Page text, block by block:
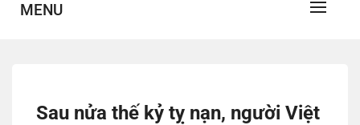
MENU
Sau nửa thế kỷ tỵ nạn, người Việt